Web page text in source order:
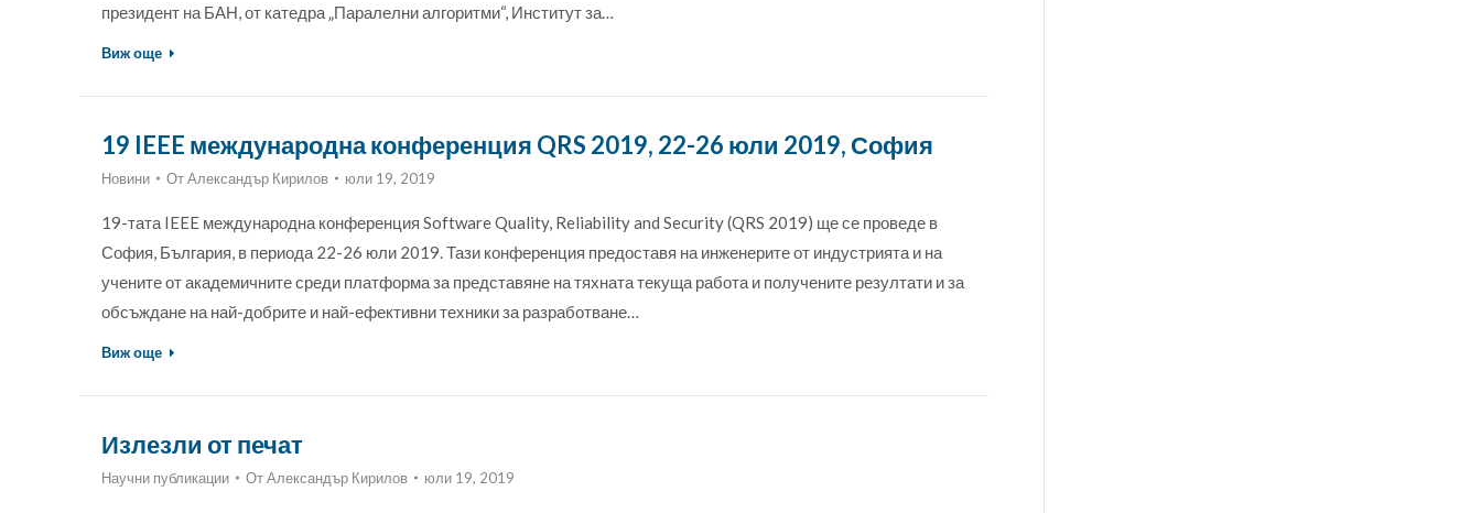
президент на БАН, от катедра „Паралелни алгоритми“, Институт за…
Виж още
19 IEEE международна конференция QRS 2019, 22-26 юли 2019, София
Новини ОтАлександър Кирилов юли 19, 2019
19-тата IEEE международна конференция Software Quality, Reliability and Security (QRS 2019) ще се проведе в
София, България, в периода 22-26 юли 2019. Тази конференция предоставя на инженерите от индустрията и на
учените от академичните среди платформа за представяне на тяхната текуща работа и получените резултати и за
обсъждане на най-добрите и най-ефективни техники за разработване…
Виж още
Излезли от печат
Научни публикации ОтАлександър Кирилов юли 19, 2019